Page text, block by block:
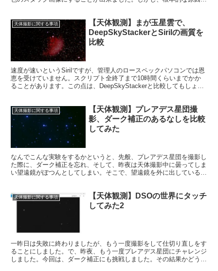
天体撮影に関する事項
【天体観測】まが玉星雲で、
DeepSkyStackerとSirilの画質を
比較
速度が速いというSirilですが、管理人のロースペックパソコンでは恩
恵を受けていません。スクリプト全終了まで10時間くらいまでかか
ることがあります。この点は、DeepSkyStackerと比較してもしょう
天体撮影に関する事項
【天体観測】プレアデス星団撮
影、ダーク補正のあるなしを比較
してみた
なんでこんな実験をするかというと、先般、プレアデス星団を撮影し
た際に、ダーク補正を忘れ、そして、昨夜は天体撮影中に曇ってしま
い望遠鏡がぽつんとしてしまい。そこで、望遠鏡を外に出している間
天体撮影に関する事項
【天体観測】DSOの世界にタッチ
してみた2
一昨日は失敗に終わりましたが、もう一度撮影をして仕切り直しをす
ることにしました。で、昨夜、もう一度プレアデス星団にチャレンジ
しました。今回は、ダーク補正にも挑戦しました。その結果かどうか